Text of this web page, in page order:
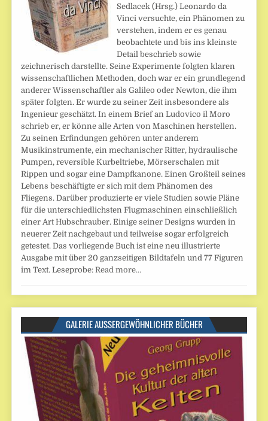
Sedlacek (Hrsg.) Leonardo da
Vinci versuchte, ein Phänomen zu
verstehen, indem er es genau
beobachtete und bis ins kleinste
Detail beschrieb sowie
zeichnerisch darstellte. Seine Experimente folgten klaren
wissenschaftlichen Methoden, doch war er ein grundlegend
anderer Wissenschaftler als Galileo oder Newton, die ihm
später folgten. Er wurde zu seiner Zeit insbesondere als
Ingenieur geschätzt. In einem Brief an Ludovico il Moro
schrieb er, er könne alle Arten von Maschinen herstellen.
Zu seinen Erfindungen gehören unter anderem
Musikinstrumente, ein mechanischer Ritter, hydraulische
Pumpen, reversible Kurbeltriebe, Mörserschalen mit
Rippen und sogar eine Dampfkanone. Einen Großteil seines
Lebens beschäftigte er sich mit dem Phänomen des
Fliegens. Darüber produzierte er viele Studien sowie Pläne
für die unterschiedlichsten Flugmaschinen einschließlich
einer Art Hubschrauber. Einige seiner Designs wurden in
neuerer Zeit nachgebaut und teilweise sogar erfolgreich
getestet. Das vorliegende Buch ist eine neu illustrierte
Ausgabe mit über 20 ganzseitigen Bildtafeln und 77 Figuren
im Text. Leseprobe:Read more…
GALERIE AUSSERGEWÖHNLICHER BÜCHER